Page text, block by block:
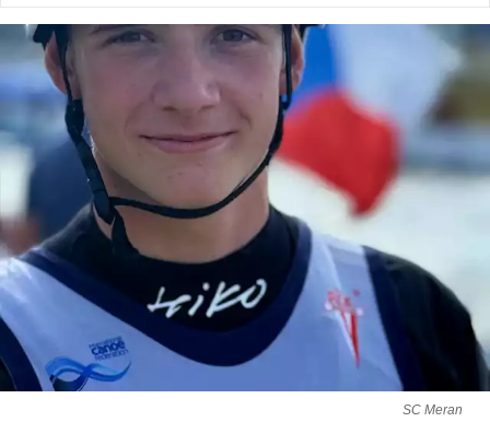
SC Meran